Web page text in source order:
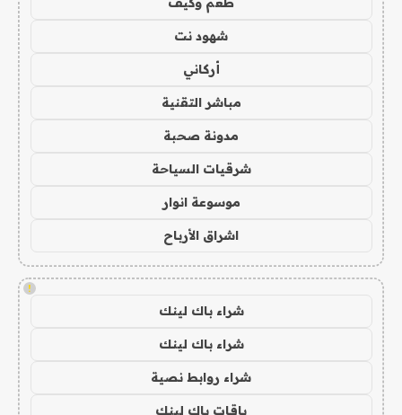
شهود نت
أركاني
مباشر التقنية
مدونة صحبة
شرقيات السياحة
موسوعة انوار
اشراق الأرباح
!
شراء باك لينك
شراء باك لينك
شراء روابط نصية
باقات باك لينك